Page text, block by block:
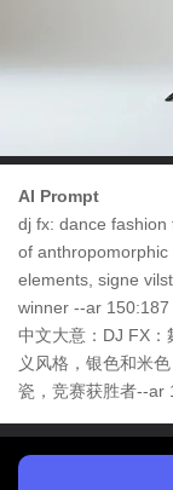
AI Prompt
dj fx: dance fashion
of
elements, signe
winner --ar
中文大意：DJ FX：
义风格，银色和米
瓷，竞赛获胜者--ar